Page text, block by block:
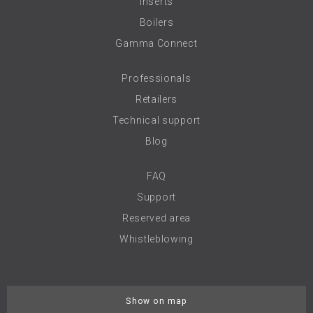
Boilers
Gamma Connect
Professionals
Retailers
Technical support
Blog
FAQ
Support
Reserved area
Whistleblowing
Show on map